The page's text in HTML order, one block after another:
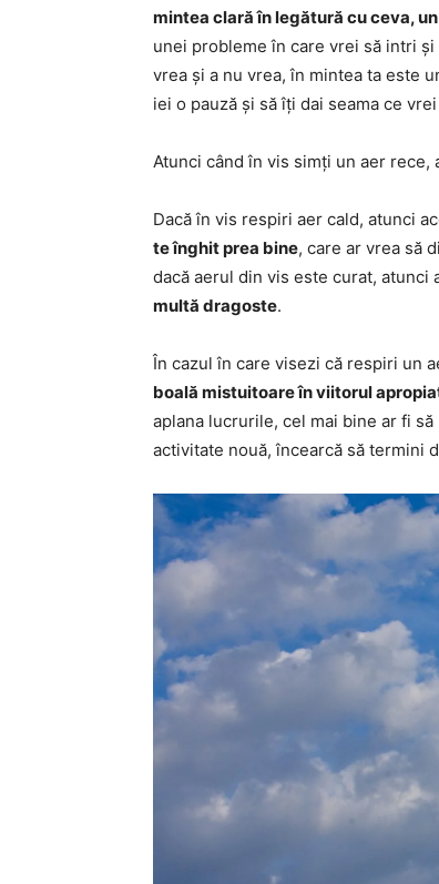
mintea clară în legătură cu ceva,
unei probleme în care vrei să intri
vrea și a nu vrea, în mintea ta este
iei o pauză și să îți dai seama ce
Atunci când în vis simți un aer rece,
Dacă în vis respiri aer cald, atunci
te înghit prea bine, care ar vrea să
dacă aerul din vis este curat, atunci
multă dragoste.
În cazul în care visezi că respiri un
boală mistuitoare în viitorul
aplana lucrurile, cel mai bine ar fi
activitate nouă, încearcă să termini